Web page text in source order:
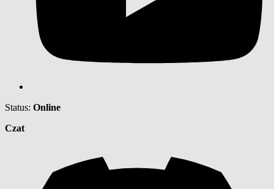
Status: Online
Czat